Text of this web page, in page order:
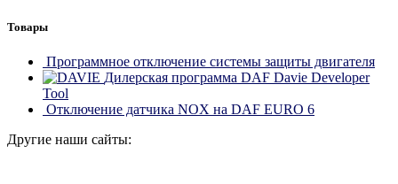
Товары
Программное отключение системы защиты двигателя
Дилерская программа DAF Davie Developer
Tool
Отключение датчика NOX на DAF EURO 6
Другие наши сайты: